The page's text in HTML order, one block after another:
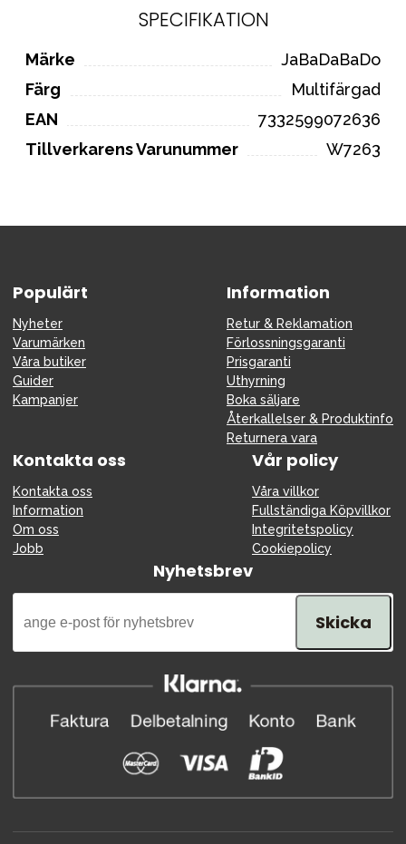
SPECIFIKATION
Märke
JaBaDaBaDo
Färg
Multifärgad
EAN
7332599072636
Tillverkarens Varunummer
W7263
Populärt
Nyheter
Varumärken
Våra butiker
Guider
Kampanjer
Information
Retur & Reklamation
Förlossningsgaranti
Prisgaranti
Uthyrning
Boka säljare
Återkallelser & Produktinfo
Returnera vara
Kontakta oss
Kontakta oss
Information
Om oss
Jobb
Vår policy
Våra villkor
Fullständiga Köpvillkor
Integritetspolicy
Cookiepolicy
Nyhetsbrev
Skicka